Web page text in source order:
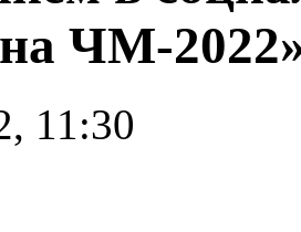
ЧМ-
11:30